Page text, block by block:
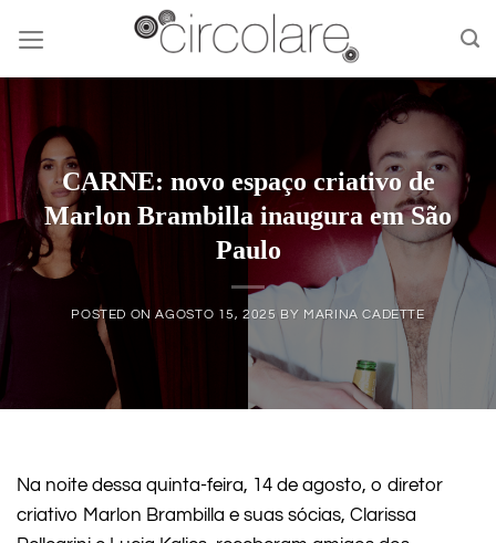
content
CARNE: novo espaço criativo de
Marlon Brambilla inaugura em São
Paulo
POSTED ONAGOSTO 15, 2025 BY MARINA CADETTE
Na noite dessa quinta-feira, 14 de agosto, o diretor
criativo Marlon Brambilla e suas sócias, Clarissa